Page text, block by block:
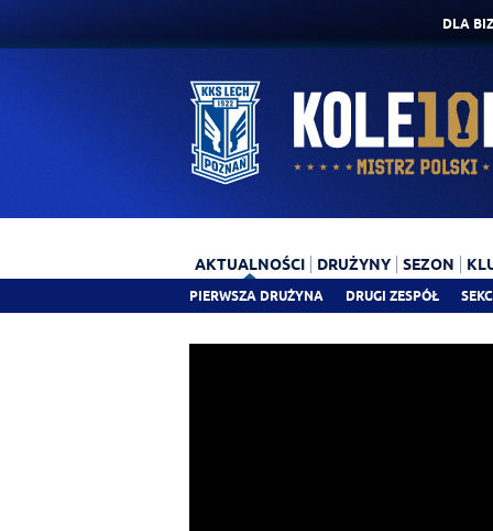
DLA
AKTUALNOŚCI
PIERWSZA DRUŻYNA DRUGI ZESPÓŁ
DRUŻYNY SEZON